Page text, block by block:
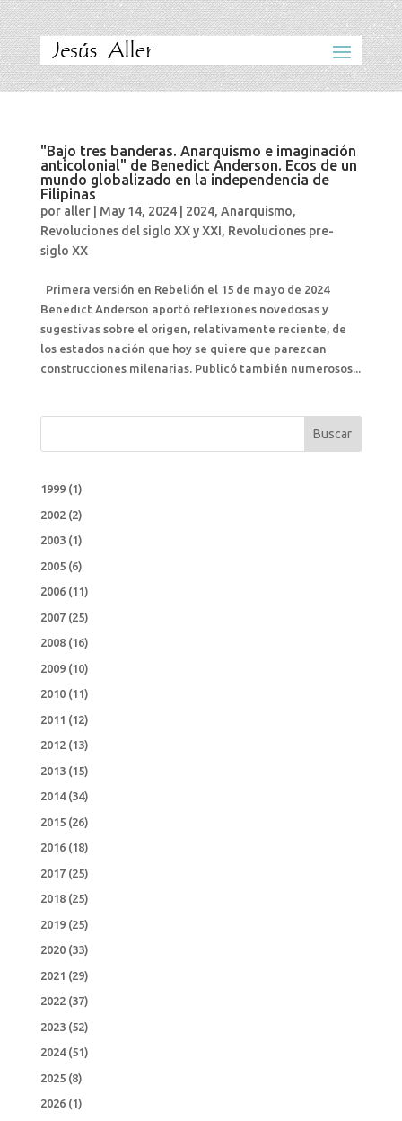
"Bajo tres banderas. Anarquismo e imaginación
anticolonial" de Benedict Anderson. Ecos de un
mundo globalizado en la independencia de
Filipinas
por aller| May 14, 2024| 2024, Anarquismo,
Revoluciones del siglo XX y XXI, Revoluciones pre-
siglo XX
Primera versión en Rebelión el 15 de mayo de 2024
Benedict Anderson aportó reflexiones novedosas y
sugestivas sobre el origen, relativamente reciente, de
los estados nación que hoy se quiere que parezcan
construcciones milenarias. Publicó también numerosos...
Buscar
1999(1)
2002(2)
2003(1)
2005(6)
2006(11)
2007(25)
2008(16)
2009(10)
2010(11)
2011 (12)
2012(13)
2013(15)
2014(34)
2015(26)
2016(18)
2017(25)
2018(25)
2019(25)
2020(33)
2021 (29)
2022(37)
2023(52)
2024(51)
2025(8)
2026(1)